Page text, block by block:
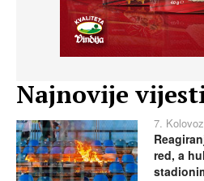
Najnovije
7.
red, a